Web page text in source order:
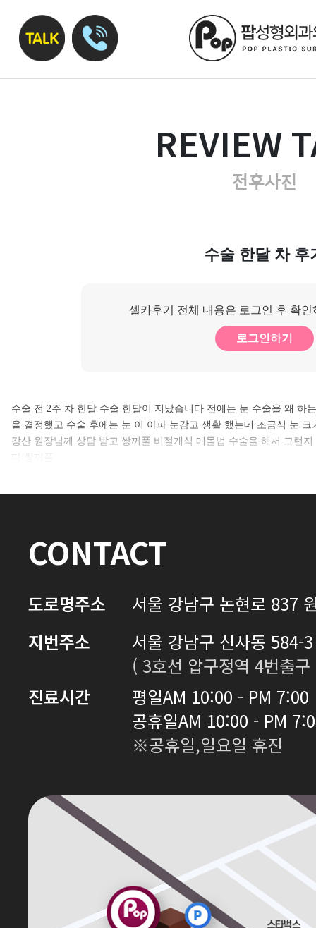
REVIEW
전후사진
수술 한달 차 후
셀카후기 전체 내용은 로그인 후 확
로그인하기
수술 전 2주 차 한달 수술 한달이 지났습니다 전에는 눈 수술을 왜 하
을 결정했고 수술 후에는 눈 이 아파 눈감고 생활 했는데 조금식 눈
강산 원장님께 상담 받고 쌍꺼풀 비절개식 매몰법 수술을 해서 그런
CONTACT
도로명주소
서울 강남구 논현로 837
지번주소
서울 강남구 신사동 584-
( 3호선 압구정역 4번출
진료시간
평일AM 10:00 - PM 7:00
공휴일AM 10:00 - PM
※공휴일,일요일 휴진